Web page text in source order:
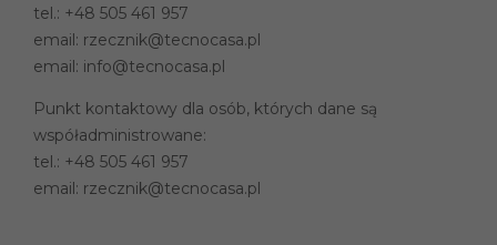
tel.: +48 505 461 957
email: rzecznik@tecnocasa.pl
email: info@tecnocasa.pl
Punkt kontaktowy dla osób, których dane są
współadministrowane:
tel.: +48 505 461 957
email: rzecznik@tecnocasa.pl